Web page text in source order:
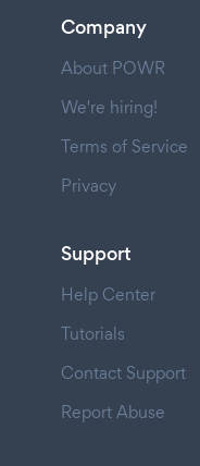
Company
About POWR
We're hiring!
Terms of Service
Privacy
Support
Help Center
Tutorials
Contact Support
Report Abuse